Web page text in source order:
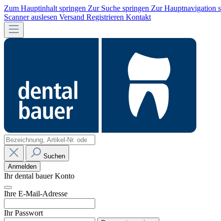
Zum Hauptinhalt springen Zur Suche springen Zur Hauptnavigation
Scanner auslesen Versand Registrieren Kontakt
Suchen
Anmelden
Ihr dental bauer Konto
Ihre E-Mail-Adresse
Ihr Passwort